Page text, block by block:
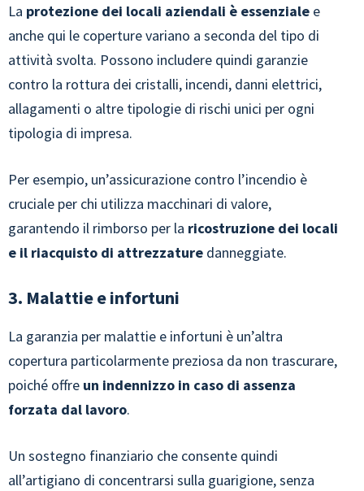
La protezione dei locali aziendali è essenziale e
anche qui le coperture variano a seconda del tipo di
attività svolta. Possono includere quindi garanzie
contro la rottura dei cristalli, incendi, danni elettrici,
allagamenti o altre tipologie di rischi unici per ogni
tipologia di impresa.
Per esempio, un’assicurazione contro l’incendio è
cruciale per chi utilizza macchinari di valore,
garantendo il rimborso per la ricostruzione dei locali
e il riacquisto di attrezzature danneggiate.
3. Malattie e infortuni
La garanzia per malattie e infortuni è un’altra
copertura particolarmente preziosa da non trascurare,
poiché offre un indennizzo in caso di assenza
forzata dal lavoro.
Un sostegno finanziario che consente quindi
all’artigiano di concentrarsi sulla guarigione, senza